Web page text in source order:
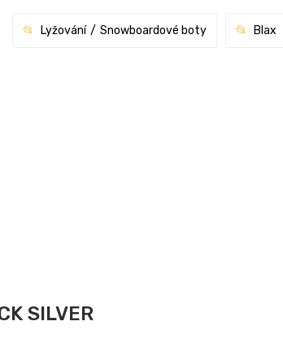
Lyžování Snowboardové boty Blax
SILVER